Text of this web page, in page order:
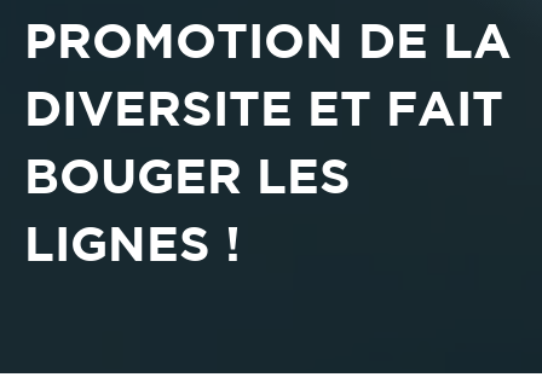
PROMOTION DE LA
DIVERSITE ET FAIT
BOUGER LES
LIGNES !